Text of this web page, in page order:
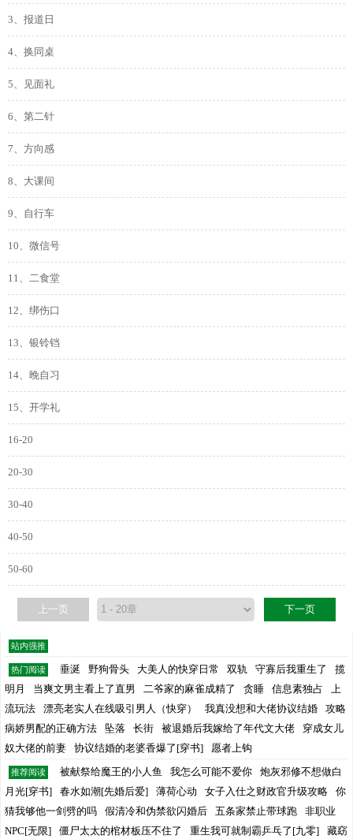
3、报道日
4、换同桌
5、见面礼
6、第二针
7、方向感
8、大课间
9、自行车
10、微信号
11、二食堂
12、绑伤口
13、银铃铛
14、晚自习
15、开学礼
16-20
20-30
30-40
40-50
50-60
上一页 下一页
站内强推
热门阅读 垂涎 野狗骨头 大美人的快穿日常 双轨 守寡后我重生了
揽
明月
当爽文男主看上了直男 二爷家的麻雀成精了 贪睡 信息素独占
上
流玩法
漂亮老实人在线吸引男人（快穿） 我真没想和大佬协议结婚
攻略
病娇男配的正确方法
坠落 长街 被退婚后我嫁给了年代文大佬
穿成女儿
奴大佬的前妻
协议结婚的老婆香爆了[穿书] 愿者上钩
推荐阅读 被献祭给魔王的小人鱼 我怎么可能不爱你
炮灰邪修不想做白
月光[穿书]
春水如潮[先婚后爱] 薄荷心动 女子入仕之财政官升级攻略
你
猜我够他一剑劈的吗
假清冷和伪禁欲闪婚后 五条家禁止带球跑
非职业
NPC[无限]
僵尸太太的棺材板压不住了 重生我可就制霸乒乓了[九零] 藏窈